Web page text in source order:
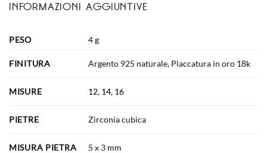
INFORMAZIONI AGGIUNTIVE
PESO 4 g
FINITURA Argento 925 naturale, Placcatura in oro 18k
MISURE 12, 14, 16
PIETRE Zirconia cubica
MISURA PIETRA 5 x 3 mm